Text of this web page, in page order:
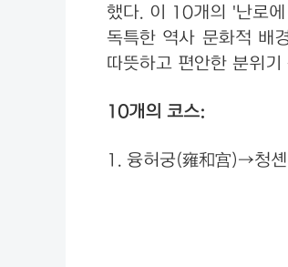
했다. 이 10개의 '난로
독특한 역사 문화적 배
따뜻하고 편안한 분위
10개의 코스:
1. 융허궁(雍和宫)→청